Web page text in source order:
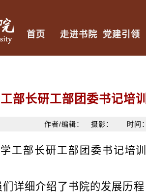
首页 走进书院 党建引领
部长研工部团委书记培
作者/编辑： 摄影： 时间
工部长研工部团委书记培
们详细介绍了书院的发展历